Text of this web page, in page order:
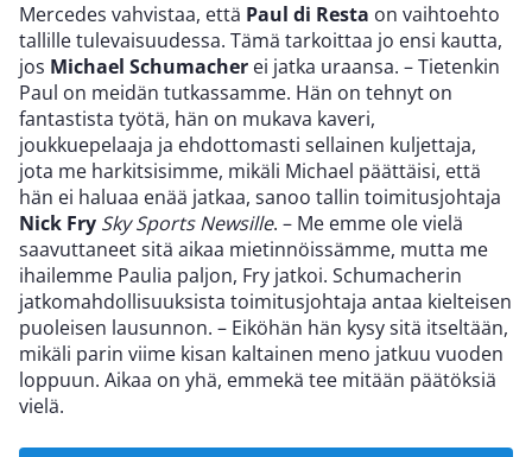
Mercedes vahvistaa, että Paul di Resta on vaihtoehto
tallille tulevaisuudessa. Tämä tarkoittaa jo ensi kautta,
jos Michael Schumacher ei jatka uraansa. – Tietenkin
Paul on meidän tutkassamme. Hän on tehnyt on
fantastista työtä, hän on mukava kaveri,
joukkuepelaaja ja ehdottomasti sellainen kuljettaja,
jota me harkitsisimme, mikäli Michael päättäisi, että
hän ei haluaa enää jatkaa, sanoo tallin toimitusjohtaja
Nick Fry Sky Sports Newsille. – Me emme ole vielä
saavuttaneet sitä aikaa mietinnöissämme, mutta me
ihailemme Paulia paljon, Fry jatkoi. Schumacherin
jatkomahdollisuuksista toimitusjohtaja antaa kielteisen
puoleisen lausunnon. – Eiköhän hän kysy sitä itseltään,
mikäli parin viime kisan kaltainen meno jatkuu vuoden
loppuun. Aikaa on yhä, emmekä tee mitään päätöksiä
vielä.